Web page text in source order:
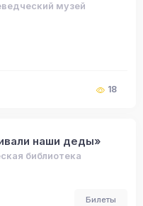
музей
18
наши деды»
библиотека
Билеты